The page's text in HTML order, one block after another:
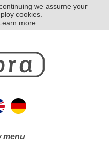
we assume your
cookies.
more
menu